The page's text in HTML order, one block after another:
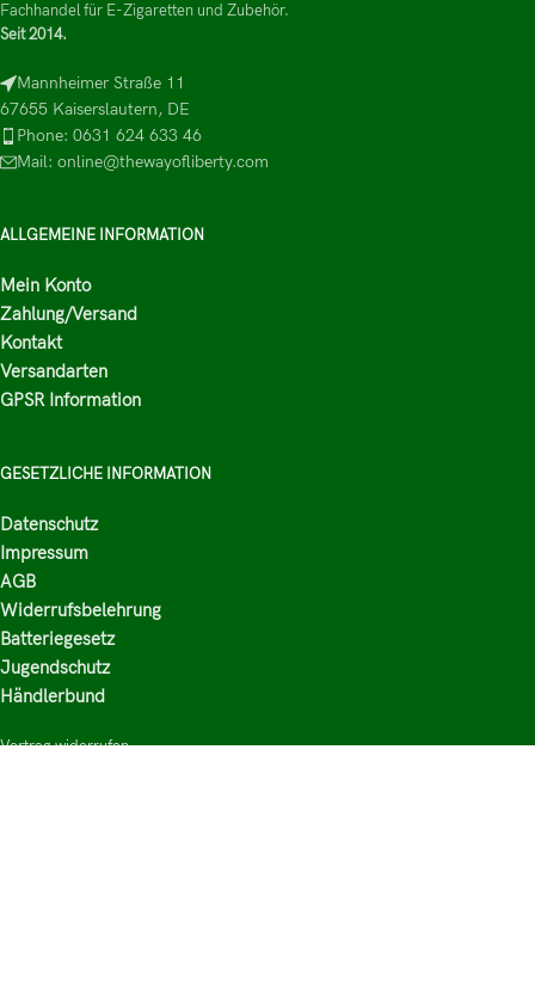
Fachhandel für E-Zigaretten und Zubehör.
Seit 2014.
Mannheimer Straße 11
67655 Kaiserslautern, DE
Phone: 0631 624 633 46
Mail: online@thewayofliberty.com
ALLGEMEINE INFORMATION
Mein Konto
Zahlung/Versand
Kontakt
Versandarten
GPSR Information
GESETZLICHE INFORMATION
Datenschutz
Impressum
AGB
Widerrufsbelehrung
Batteriegesetz
Jugendschutz
Händlerbund
Vertrag widerrufen